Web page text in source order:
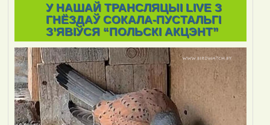
У НАШАЙ ТРАНСЛЯЦЫІ LIVE З
ГНЁЗДАЎ СОКАЛА-ПУСТАЛЬГІ
З’ЯВІЎСЯ “ПОЛЬСКІ АКЦЭНТ”